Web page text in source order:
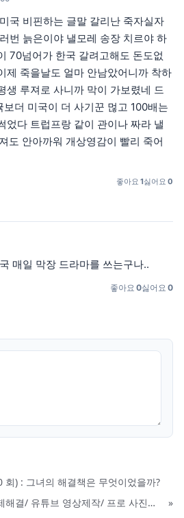
국 비핀하는 글말 갈리난 죽자실자
번 늙은이야 낼모레 송장 치르야 하
70넘어가 한국 갈려고해도 돈도없
제 죽을날도 얼마 안남았어니까 착하
생 루져로 사니까 막이 가보렸네 드
더 미국이 더 사기꾼 먾고 100배는
었다 트럽프랑 같이 관이나 짜라 낼
도 안아까워 개상영감이 빨리 죽어
좋아요 1싫어요 0
매일 막장 드라마를 쓰는구나..
좋아요 0싫어요 0
회) : 그녀의 해결책은 무엇이었을까?
웹사이트 제작/ 컴퓨터 문제해결/ 유튜브 영상제작/ 프로 사진촬영
»